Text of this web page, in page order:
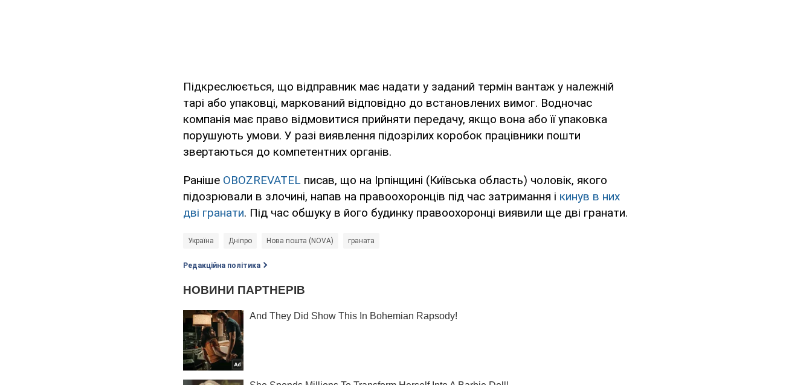
Підкреслюється, що відправник має надати у заданий термін вантаж у належній
тарі або упаковці, маркований відповідно до встановлених вимог. Водночас
компанія має право відмовитися прийняти передачу, якщо вона або її упаковка
порушують умови. У разі виявлення підозрілих коробок працівники пошти
звертаються до компетентних органів.
Раніше OBOZREVATEL писав, що на Ірпінщині (Київська область) чоловік, якого
підозрювали в злочині, напав на правоохоронців під час затримання і кинув в них
дві гранати. Під час обшуку в його будинку правоохоронці виявили ще дві гранати.
Україна Дніпро Нова пошта (NOVA) граната
Редакційна політика